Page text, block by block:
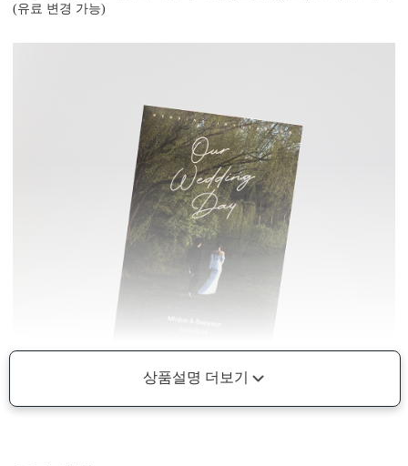
(유료 변경 가능)
상품설명 더보기